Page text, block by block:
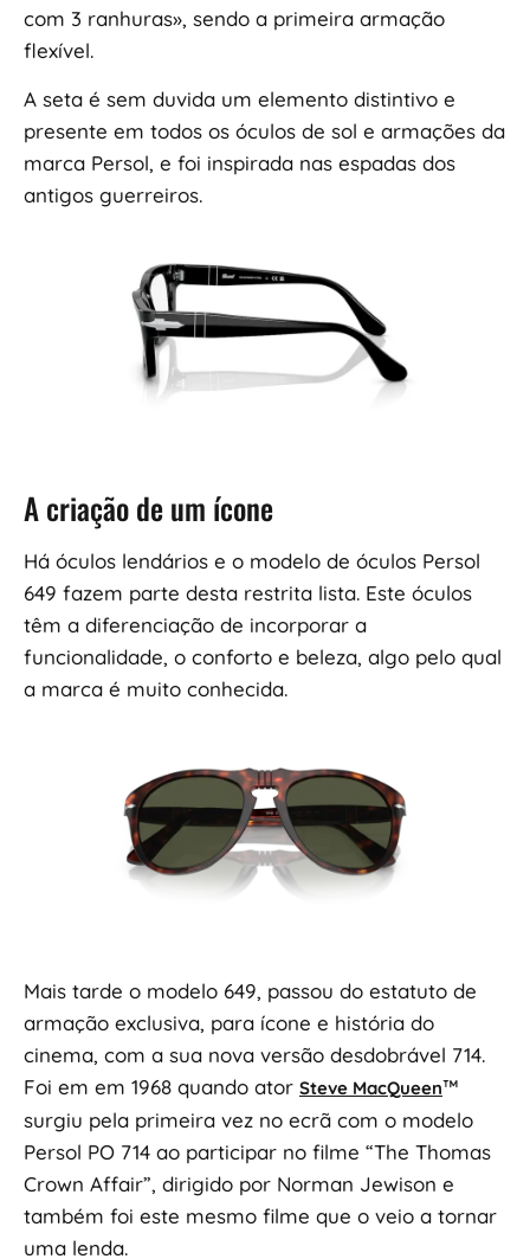
com 3 ranhuras», sendo a primeira armação
flexível.
A seta é sem duvida um elemento distintivo e
presente em todos os óculos de sol e armações da
marca Persol, e foi inspirada nas espadas dos
antigos guerreiros.
A criação de um ícone
Há óculos lendários e o modelo de óculos Persol
649 fazem parte desta restrita lista. Este óculos
têm a diferenciação de incorporar a
funcionalidade, o conforto e beleza, algo pelo qual
a marca é muito conhecida.
Mais tarde o modelo 649, passou do estatuto de
armação exclusiva, para ícone e história do
cinema, com a sua nova versão desdobrável 714.
Foi em em 1968 quando ator Steve MacQueen™
surgiu pela primeira vez no ecrã com o modelo
Persol PO 714 ao participar no filme “The Thomas
Crown Affair”, dirigido por Norman Jewison e
também foi este mesmo filme que o veio a tornar
uma lenda.